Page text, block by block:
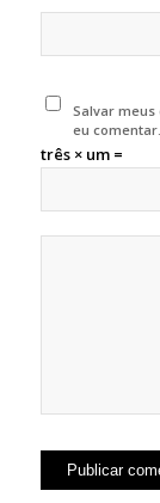
Salvar
eu comentar.
três × um =